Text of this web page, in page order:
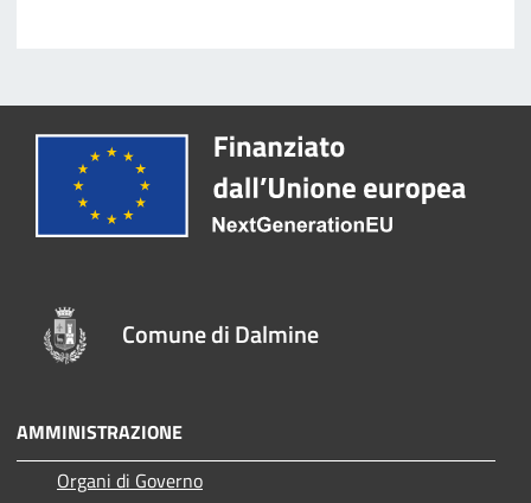
Comune di Dalmine
AMMINISTRAZIONE
Organi di Governo